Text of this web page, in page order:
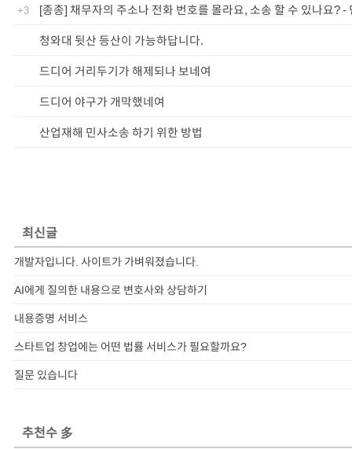
+3
[종종] 채무자의 주소나 전화 번호를 몰라요, 소송 할 수 있나요? -
청와대 뒷산 등산이 가능하답니다.
드디어 거리두기가 해제되나 보네여
드디어 야구가 개막했네여
산업재해 민사소송 하기 위한 방법
최신글
개발자입니다. 사이트가 가벼워졌습니다.
AI에게 질의한 내용으로 변호사와 상담하기
내용증명 서비스
스타트업 창업에는 어떤 법률 서비스가 필요할까요?
질문 있습니다
추천수 多